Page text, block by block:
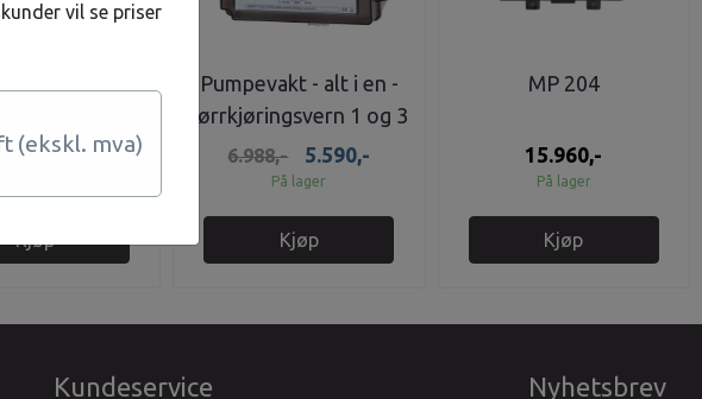
4.875,-
Kjøp
Pumpevakt - alt i en -
tørrkjøringsvern 1 og 3
fas
6.988,- 5.590,-
På lager
Kjøp
MP 204
15.960,-
På lager
Kjøp
Kundeservice Nyhetsbrev
vil se priser
Bedrift (ekskl. mva)